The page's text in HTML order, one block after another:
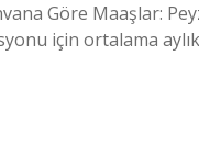
Göre Maaşlar:
için ortalama